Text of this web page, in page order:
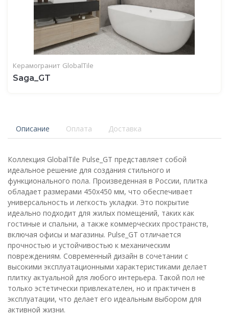
Керамогранит GlobalTile
Saga_GT
Описание Оплата Доставка
Коллекция GlobalTile Pulse_GT представляет собой
идеальное решение для создания стильного и
функционального пола. Произведенная в России, плитка
обладает размерами 450x450 мм, что обеспечивает
универсальность и легкость укладки. Это покрытие
идеально подходит для жилых помещений, таких как
гостиные и спальни, а также коммерческих пространств,
включая офисы и магазины. Pulse_GT отличается
прочностью и устойчивостью к механическим
повреждениям. Современный дизайн в сочетании с
высокими эксплуатационными характеристиками делает
плитку актуальной для любого интерьера. Такой пол не
только эстетически привлекателен, но и практичен в
эксплуатации, что делает его идеальным выбором для
активной жизни.